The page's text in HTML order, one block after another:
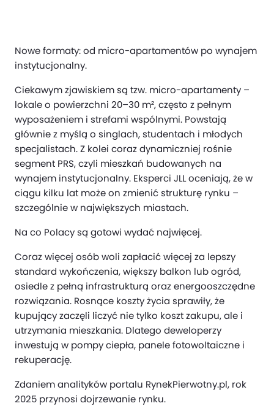
Nowe formaty: od micro-apartamentów po wynajem
instytucjonalny.
Ciekawym zjawiskiem są tzw. micro-apartamenty –
lokale o powierzchni 20–30 m², często z pełnym
wyposażeniem i strefami wspólnymi. Powstają
głównie z myślą o singlach, studentach i młodych
specjalistach. Z kolei coraz dynamiczniej rośnie
segment PRS, czyli mieszkań budowanych na
wynajem instytucjonalny. Eksperci JLL oceniają, że w
ciągu kilku lat może on zmienić strukturę rynku –
szczególnie w największych miastach.
Na co Polacy są gotowi wydać najwięcej.
Coraz więcej osób woli zapłacić więcej za lepszy
standard wykończenia, większy balkon lub ogród,
osiedle z pełną infrastrukturą oraz energooszczędne
rozwiązania. Rosnące koszty życia sprawiły, że
kupujący zaczęli liczyć nie tylko koszt zakupu, ale i
utrzymania mieszkania. Dlatego deweloperzy
inwestują w pompy ciepła, panele fotowoltaiczne i
rekuperację.
Zdaniem analityków portalu RynekPierwotny.pl, rok
2025 przynosi dojrzewanie rynku.